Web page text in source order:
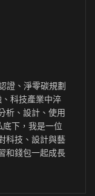
證、淨零碳規劃
科技產業中淬
析、設計、使用
下，我是一位
科技、設計與藝
和錢包一起成長